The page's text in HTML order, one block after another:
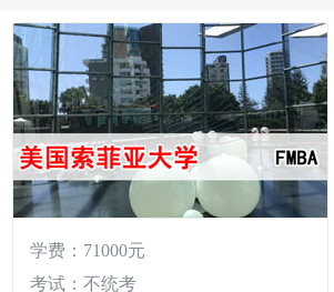
学费：71000元
考试：不统考